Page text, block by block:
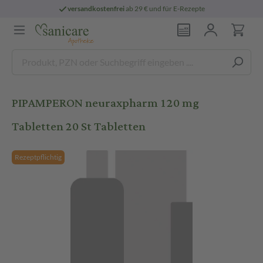
versandkostenfreiab 29 € und für E-Rezepte
PIPAMPERON neuraxpharm 120 mg
Tabletten 20 St Tabletten
Rezeptpflichtig